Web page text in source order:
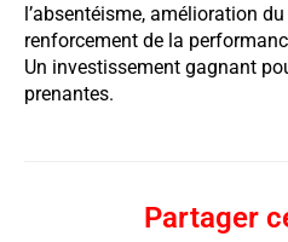
l’absentéisme, amélioration
renforcement de la
Un investissement gagnant
prenantes.
Partager